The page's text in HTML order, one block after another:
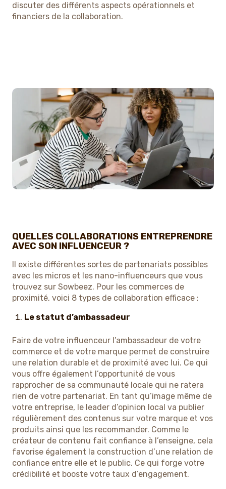
discuter des différents aspects opérationnels et
financiers de la collaboration.
QUELLES COLLABORATIONS ENTREPRENDRE
AVEC SON INFLUENCEUR ?
Il existe différentes sortes de partenariats possibles
avec les micros et les nano-influenceurs que vous
trouvez sur Sowbeez. Pour les commerces de
proximité, voici 8 types de collaboration efficace :
Le statut d’ambassadeur
Faire de votre influenceur l’ambassadeur de votre
commerce et de votre marque permet de construire
une relation durable et de proximité avec lui. Ce qui
vous offre également l’opportunité de vous
rapprocher de sa communauté locale qui ne ratera
rien de votre partenariat. En tant qu’image même de
votre entreprise, le leader d’opinion local va publier
régulièrement des contenus sur votre marque et vos
produits ainsi que les recommander. Comme le
créateur de contenu fait confiance à l’enseigne, cela
favorise également la construction d’une relation de
confiance entre elle et le public. Ce qui forge votre
crédibilité et booste votre taux d’engagement.